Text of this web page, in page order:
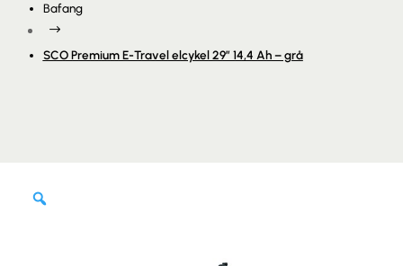
Bafang
$
SCO Premium E-Travel elcykel 29″ 14,4 Ah – grå